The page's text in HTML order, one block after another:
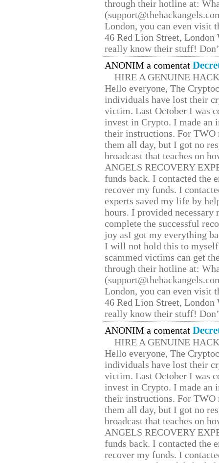
through their hotline at:
London, you can even visit
46 Red Lion Street, London
really know their stuff!
ANONIM a comentat
HIRE A GENUINE
Hello everyone, The
individuals have lost their
victim. Last October I was
invest in Crypto. I made
their instructions. For TWO
them all day, but I got no
broadcast that teaches on
ANGELS RECOVERY
funds back. I contacted the
recover my funds. I
experts saved my life by
hours. I provided
complete the successful
joy asI got my everything
I will not hold this to
scammed victims can get
through their hotline at:
London, you can even visit
46 Red Lion Street, London
really know their stuff!
ANONIM a comentat
HIRE A GENUINE
Hello everyone, The
individuals have lost their
victim. Last October I was
invest in Crypto. I made
their instructions. For TWO
them all day, but I got no
broadcast that teaches on
ANGELS RECOVERY
funds back. I contacted the
recover my funds. I